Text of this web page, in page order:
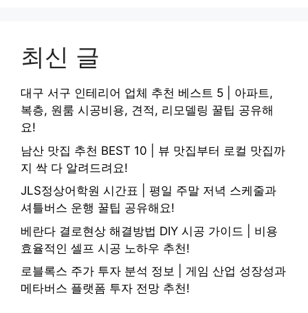
최신 글
대구 서구 인테리어 업체 추천 베스트 5 | 아파트,
복층, 원룸 시공비용, 견적, 리모델링 꿀팁 공유해
요!
남산 맛집 추천 BEST 10 | 뷰 맛집부터 로컬 맛집까
지 싹 다 알려드려요!
JLS정상어학원 시간표 | 평일 주말 저녁 스케줄과
셔틀버스 운행 꿀팁 공유해요!
베란다 결로현상 해결방법 DIY 시공 가이드 | 비용
효율적인 셀프 시공 노하우 추천!
로블록스 주가 투자 분석 정보 | 게임 산업 성장성과
메타버스 플랫폼 투자 전망 추천!